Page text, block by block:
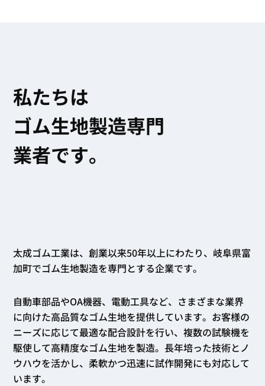
私たちは
ゴム生地製造専門
業者です。
太成ゴム工業は、創業以来50年以上にわたり、岐阜県富
加町でゴム生地製造を専門とする企業です。
自動車部品やOA機器、電動工具など、さまざまな業界
に向けた高品質なゴム生地を提供しています。お客様の
ニーズに応じて最適な配合設計を行い、複数の試験機を
駆使して高精度なゴム生地を製造。長年培った技術とノ
ウハウを活かし、柔軟かつ迅速に試作開発にも対応して
います。